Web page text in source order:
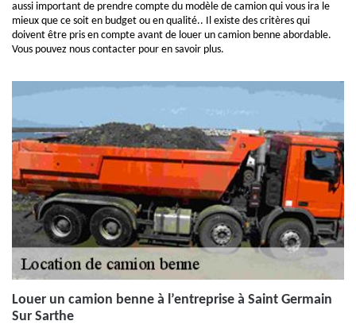
aussi important de prendre compte du modèle de camion qui vous ira le
mieux que ce soit en budget ou en qualité.. Il existe des critères qui
doivent être pris en compte avant de louer un camion benne abordable.
Vous pouvez nous contacter pour en savoir plus.
Louer un camion benne à l’entreprise à Saint Germain
Sur Sarthe